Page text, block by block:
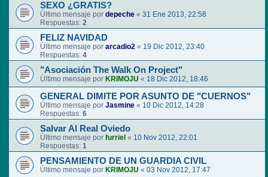
SEXO ¿GRATIS?
Último mensaje por depeche « 31 Ene 2013, 22:58
Respuestas: 2
FELIZ NAVIDAD
Último mensaje por arcadio2 « 19 Dic 2012, 23:40
Respuestas: 4
"Asociación The Walk On Project"
Último mensaje por KRIMOJU « 18 Dic 2012, 18:46
GENERAL DIMITE POR ASUNTO DE "CUERNOS"
Último mensaje por Jasmine « 10 Dic 2012, 14:28
Respuestas: 6
Salvar Al Real Oviedo
Último mensaje por furriel « 10 Nov 2012, 22:01
Respuestas: 1
PENSAMIENTO DE UN GUARDIA CIVIL
Último mensaje por KRIMOJU « 03 Nov 2012, 17:47